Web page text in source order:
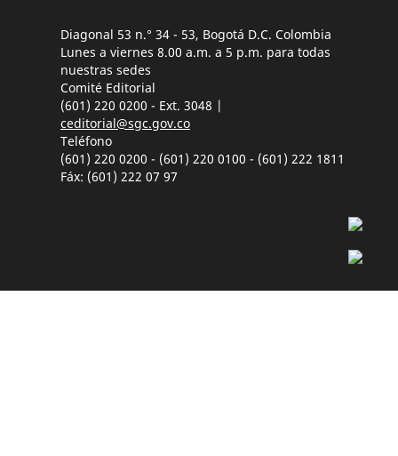
Diagonal 53 n.° 34 - 53, Bogotá D.C. Colombia
Lunes a viernes 8.00 a.m. a 5 p.m. para todas
nuestras sedes
Comité Editorial
(601) 220 0200 - Ext. 3048 |
ceditorial@sgc.gov.co
Teléfono
(601) 220 0200 - (601) 220 0100 - (601) 222 1811
Fáx: (601) 222 07 97